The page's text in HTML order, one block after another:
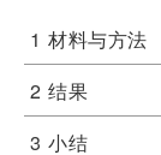
1 材料与方法
2 结果
3 小结